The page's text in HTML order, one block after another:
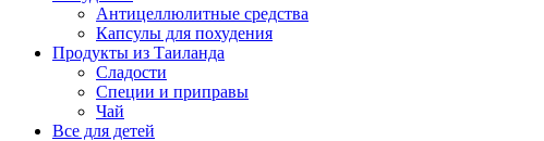
Антицеллюлитные средства
Капсулы для похудения
Продукты из Таиланда
Сладости
Специи и приправы
Чай
Все для детей